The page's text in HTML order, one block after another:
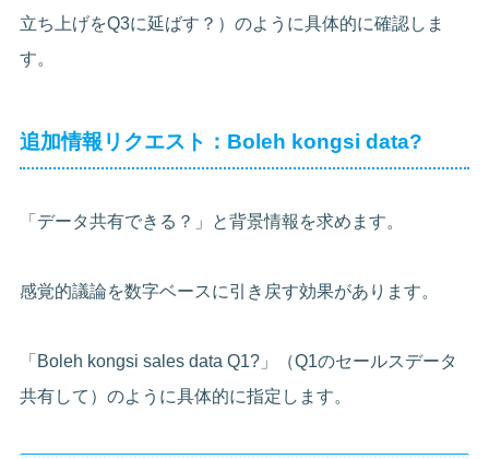
立ち上げをQ3に延ばす？）のように具体的に確認しま
す。
追加情報リクエスト：Boleh kongsi data?
「データ共有できる？」と背景情報を求めます。
感覚的議論を数字ベースに引き戻す効果があります。
「Boleh kongsi sales data Q1?」（Q1のセールスデータ
共有して）のように具体的に指定します。